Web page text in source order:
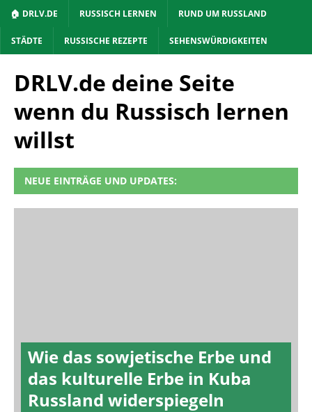
🏠 DRLV.DE RUSSISCH LERNEN RUND UM RUSSLAND
STÄDTE RUSSISCHE REZEPTE SEHENSWÜRDIGKEITEN
DRLV.de deine Seite
wenn du Russisch lernen
willst
NEUE EINTRÄGE UND UPDATES:
Wie das sowjetische Erbe und
das kulturelle Erbe in Kuba
Russland widerspiegeln